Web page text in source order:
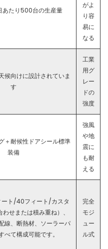
あたり500台の生産量
がよ
り容
易に
なる
候向けに設計されていま
す
工業
用グ
レー
ドの
強度
＋耐候性ドアシール標準
装備
強風
や地
震に
も耐
える
ト/40フィート/カスタ
せまたは積み重ね）、
線、断熱材、ソーラーパ
べて構成可能です。
完全
モジ
ュー
ル式